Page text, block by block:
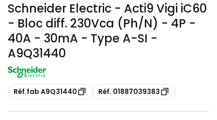
Schneider Electric - Acti9 Vigi iC60
- Bloc diff. 230Vca (Ph/N) - 4P -
40A - 30mA - Type A-SI -
A9Q31440
Copie
Réf.fab A9Q31440 Copie
Réf. 01887039383